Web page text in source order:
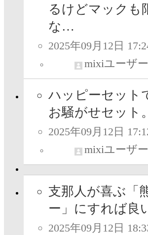
るけどマックも
な…
2025年09月12日
mixiユーザー
ハッピーセット
お騒がせセット。
2025年09月12日
mixiユーザー
支那人が喜ぶ「
ー」にすれば良
2025年09月12日